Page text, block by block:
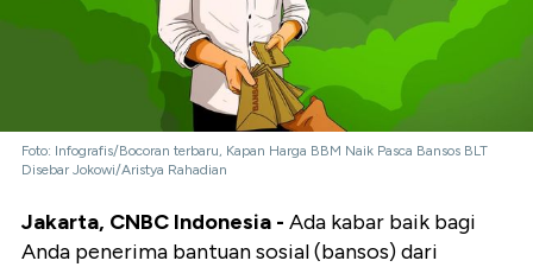
Foto: Infografis/Bocoran terbaru, Kapan Harga BBM Naik Pasca Bansos BLT
Disebar Jokowi/Aristya Rahadian
Jakarta, CNBC Indonesia - Ada kabar baik bagi
Anda penerima bantuan sosial (bansos) dari